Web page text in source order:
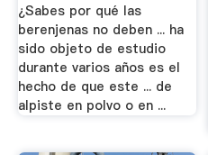
¿Sabes por qué las
berenjenas no deben ... ha
sido objeto de estudio
durante varios años es el
hecho de que este ... de
alpiste en polvo o en ...